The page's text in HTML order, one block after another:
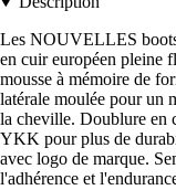
Les NOUVELLES
en cuir européen pleine
mousse à mémoire de
latérale moulée pour un
la cheville. Doublure en
YKK pour plus de
avec logo de marque.
l'adhérence et